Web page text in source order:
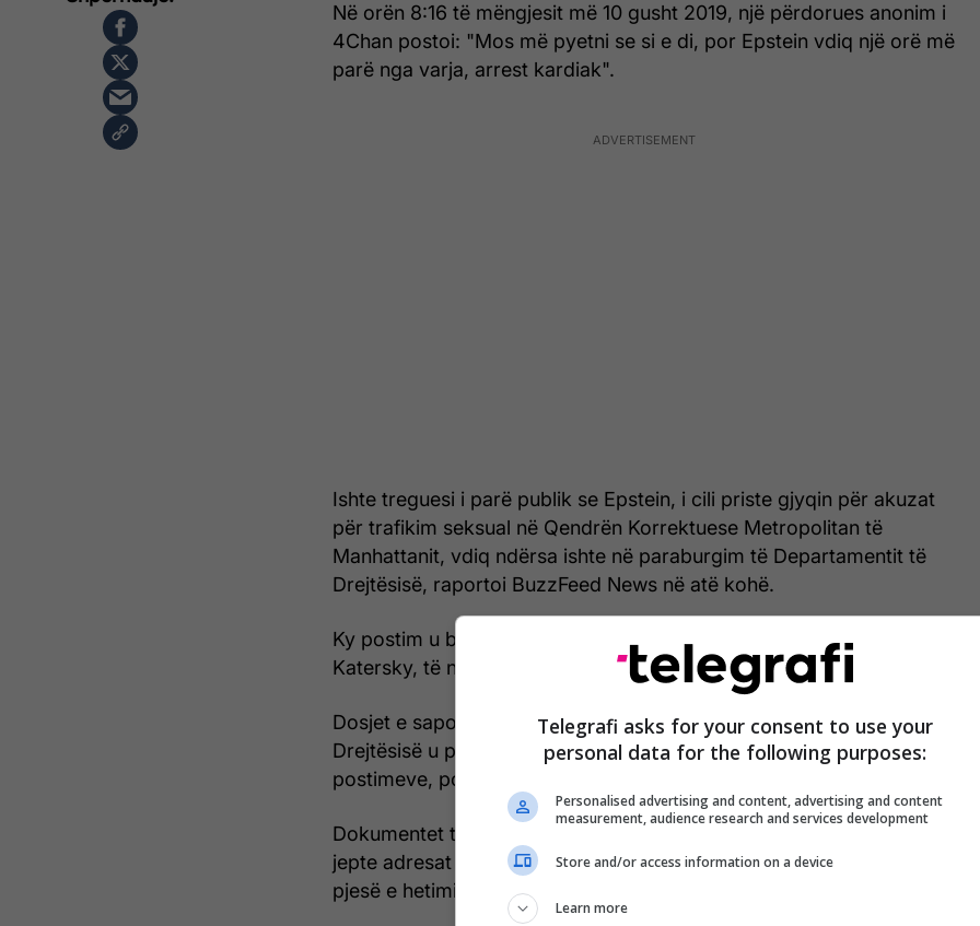
Në orën 8:16 të mëngjesit më 10 gusht 2019, një përdorues anonim i
4Chan postoi: "Mos më pyetni se si e di, por Epstein vdiq një orë më
parë nga varja, arrest kardiak".
Ishte treguesi i parë publik se Epstein, i cili priste gjyqin për akuzat
për trafikim seksual në Qendrën Korrektuese Metropolitan të
Manhattanit, vdiq ndërsa ishte në paraburgim të Departamentit të
Drejtësisë, raportoi BuzzFeed News në atë kohë.
Ky postim u bë 38 minuta para se gazetari i ABC News, Aaron
Katersky, të njoftonte vdekjen e Epstein.
Dosjet e sapo publikuara të Epstein tregojnë se Departamenti i
Drejtësisë u përpoq të identifikonte përdoruesin e 4Chan pas
postimeve, por nuk mundi.
Dokumentet tregojnë se Departamenti i Drejtësisë i kërkoi 4Chan të
jepte adresat IP të përdoruesit katër ditë pasi u bënë postimet si
pjesë e hetimit të FBI-së për vdekjen e Epstein.
Telegrafi asks for your consent to use your
personal data for the following purposes:
Personalised advertising and content, advertising and content
measurement, audience research and services development
Store and/or access information on a device
Learn more